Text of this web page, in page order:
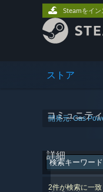
ストア
コミュニティ
詳細
Steamをイン
開発元: Gas
2件が検索に一